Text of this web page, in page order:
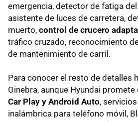
emergencia, detector de fatiga
asistente de luces de carretera,
muerto, control de crucero
tráfico cruzado, reconocimiento
de mantenimiento de carril.
Para conocer el resto de detalles
Ginebra, aunque Hyundai
Car Play y Android Auto,
inalámbrica para teléfono móvil,